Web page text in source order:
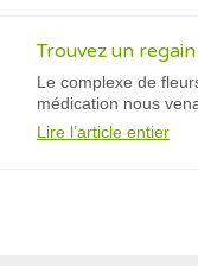
Trouvez un
Le complexe de
médication nous
Lire l’article entier